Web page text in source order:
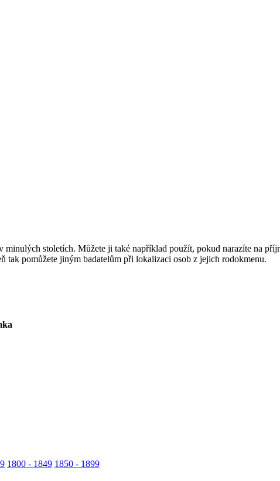
stoletích. Můžete ji také například použít, pokud narazíte na
tak pomůžete jiným badatelům při lokalizaci osob z jejich rodokmenu.
1800 - 1849 1850 - 1899